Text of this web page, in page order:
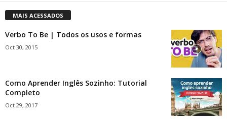
MAIS ACESSADOS
Verbo To Be | Todos os usos e formas
Oct 30, 2015
Como Aprender Inglês Sozinho: Tutorial
Completo
Oct 29, 2017